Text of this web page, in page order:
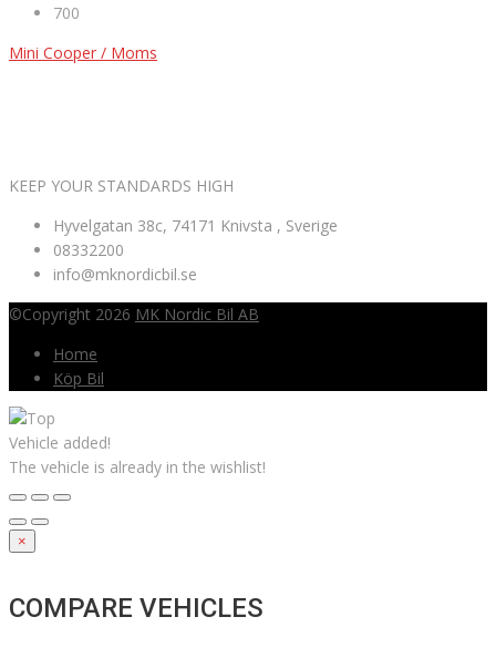
700
Mini Cooper / Moms
KEEP YOUR STANDARDS HIGH
Hyvelgatan 38c, 74171 Knivsta , Sverige
08332200
info@mknordicbil.se
©Copyright 2026 MK Nordic Bil AB
Home
Köp Bil
Vehicle added!
The vehicle is already in the wishlist!
×
COMPARE VEHICLES